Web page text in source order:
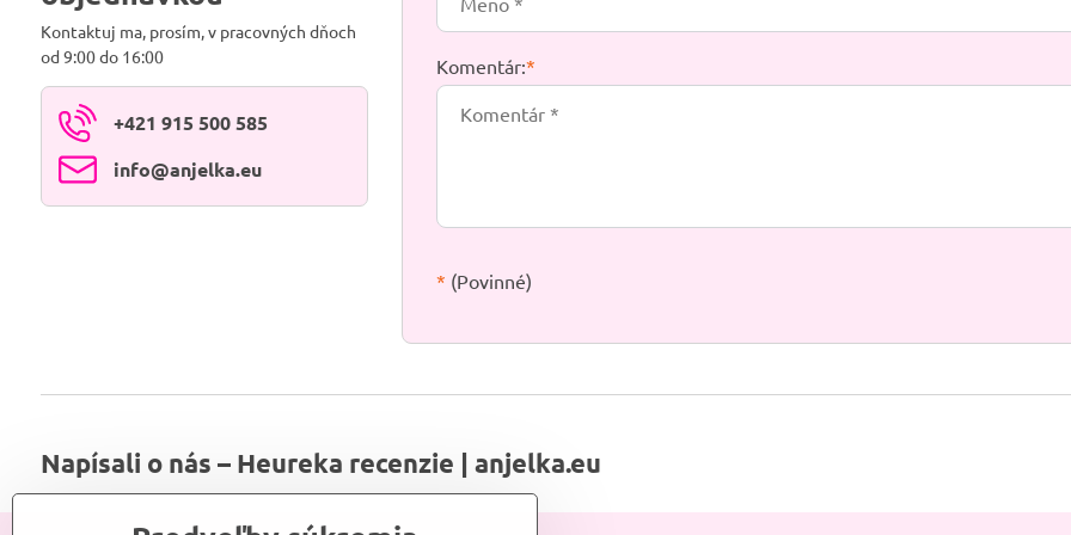
Komentár:*
* (Povinné)
Kontaktuj ma, prosím, v pracovných dňoch
od 9:00 do 16:00
+421 915 500 585
info​@anjelka​.eu
Napísali o nás – Heureka recenzie | anjelka.eu